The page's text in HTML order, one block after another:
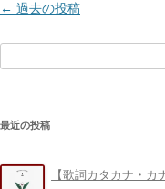
投
シ
← 過去の投稿
最近の投稿
【歌詞カタカナ・